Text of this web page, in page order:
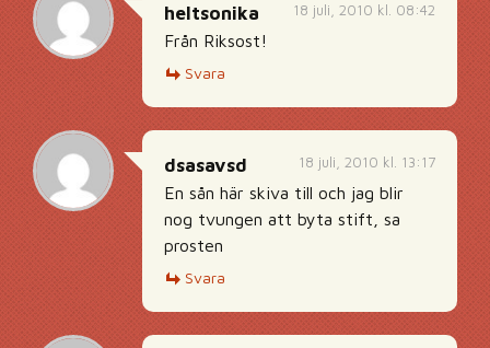
18 juli, 2010 kl. 08:42
heltsonika
Från Riksost!
Svara
18 juli, 2010 kl. 13:17
dsasavsd
En sån här skiva till och jag blir
nog tvungen att byta stift, sa
prosten
Svara